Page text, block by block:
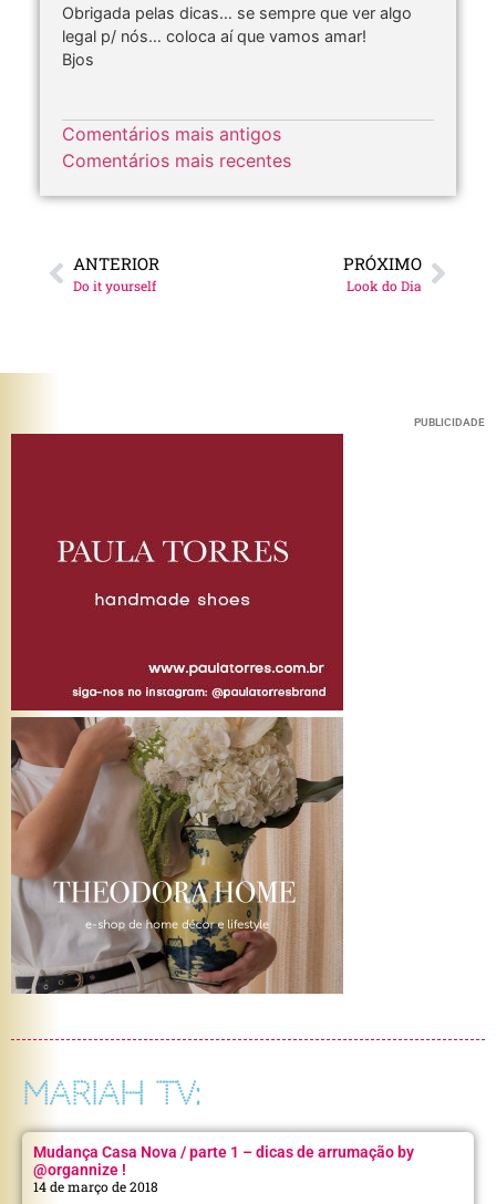
Obrigada pelas dicas… se sempre que ver algo
legal p/ nós… coloca aí que vamos amar!
Bjos
Comentários mais antigos
Comentários mais recentes
ANTERIOR
Do it yourself
PRÓXIMO
Look do Dia
PUBLICIDADE
MARIAH TV:
Mudança Casa Nova / parte 1 – dicas de arrumação by
@organnize !
14 de março de 2018